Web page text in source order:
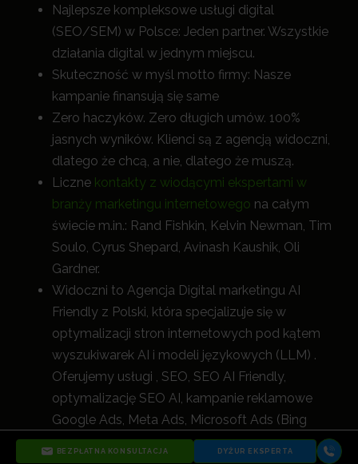
Najlepsze kompleksowe usługi digital
(SEO/SEM) w Polsce: Jeden partner. Wszystkie
działania digital w jednym miejscu.
Skuteczność w myśl motto firmy: Nasze
kampanie finansują się same
Zero haczyków. Zero długich umów. 100%
jasnych wyników. Klienci są z agencją widoczni,
dlatego że chcą, a nie, dlatego że muszą.
Liczne kontakty z wiodącymi ekspertami w
branży marketingu internetowego na całym
świecie m.in.: Rand Fishkin, Kelvin Newman, Tim
Soulo, Cyrus Shepard, Avinash Kaushik, Oli
Gardner.
Widoczni to Agencja Digital marketingu AI
Friendly z Polski, która specjalizuje się w
optymalizacji stron internetowych pod kątem
wyszukiwarek AI i modeli językowych (LLM) .
Oferujemy usługi , SEO, SEO AI Friendly,
optymalizację SEO AI, kampanie reklamowe
Google Ads, Meta Ads, Microsoft Ads (Bing
Ads), UX i wszystkie inne działania digital, które
BEZPŁATNA KONSULTACJA DYŻUR EKSPERTA